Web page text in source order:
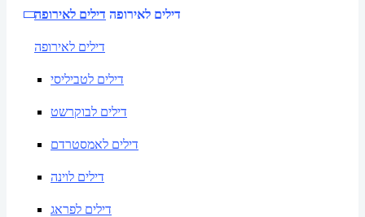
דילים לאירופה דילים לאירופה
דילים לאירופה
דילים לטביליסי
דילים לבוקרשט
דילים לאמסטרדם
דילים לוינה
דילים לפראג